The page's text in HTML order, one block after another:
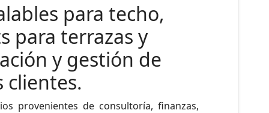
para techo,
para terrazas y
y gestión de
clientes.
provenientes de consultoría, finanzas,